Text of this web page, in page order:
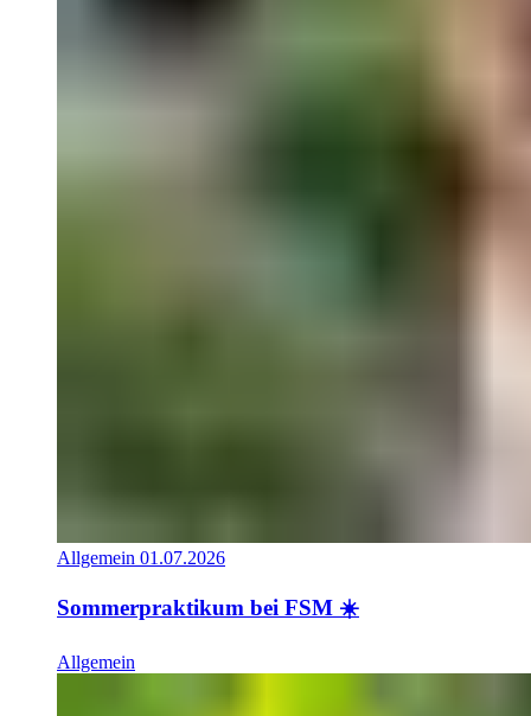
Allgemein 01.07.2026
Sommerpraktikum bei FSM ☀️
Allgemein